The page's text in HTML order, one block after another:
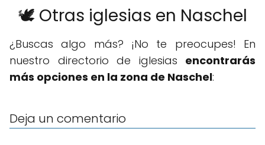
🕊️ Otras iglesias en Naschel
¿Buscas algo más? ¡No te preocupes! En
nuestro directorio de iglesias encontrarás
más opciones en la zona de Naschel:
Deja un comentario